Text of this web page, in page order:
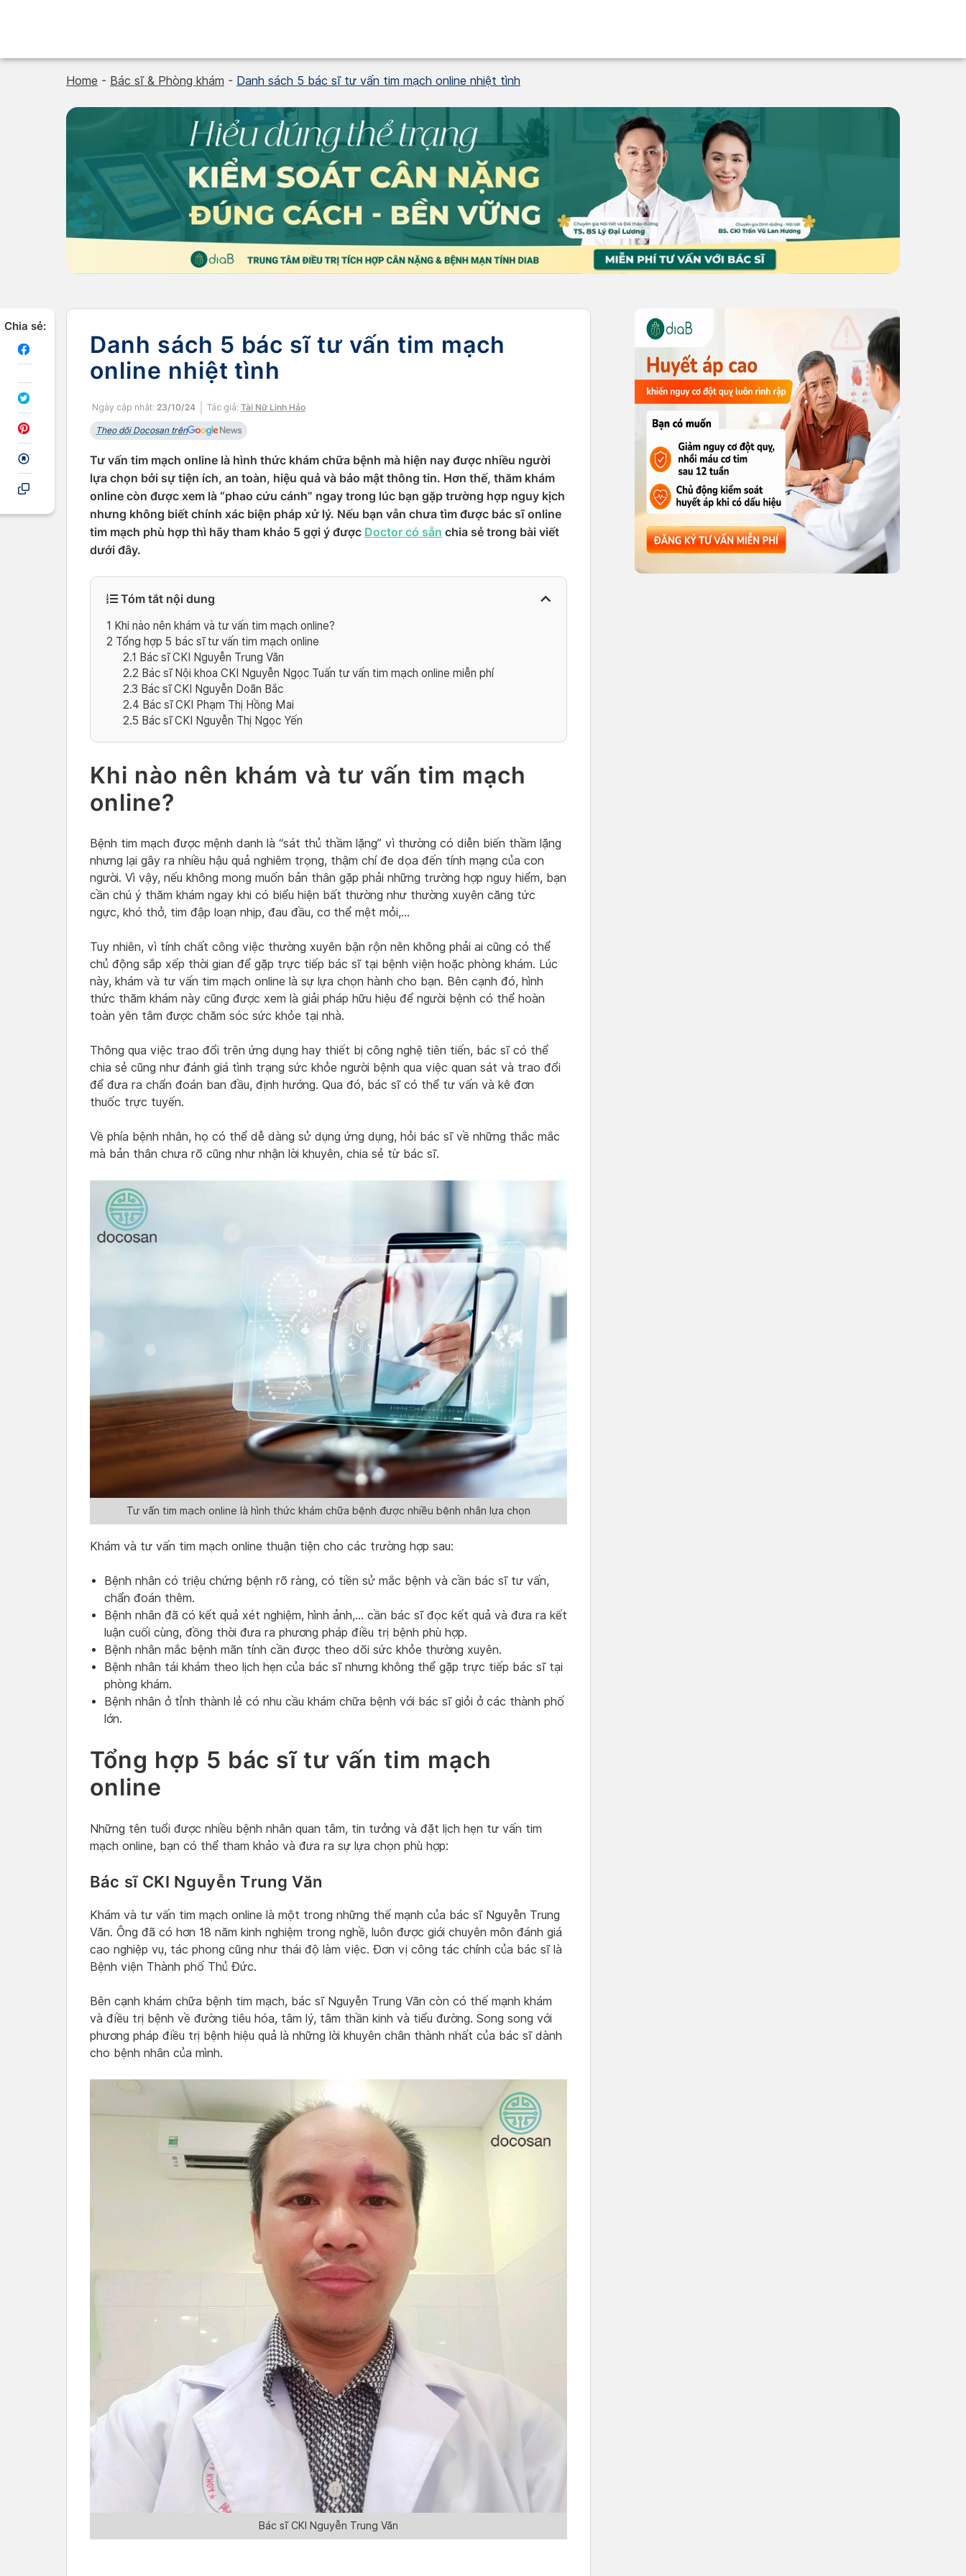
Home - Bác sĩ & Phòng khám - Danh sách 5 bác sĩ tư vấn tim mạch online nhiệt tình
Chia sẻ:
Danh sách 5 bác sĩ tư vấn tim mạch
online nhiệt tình
Ngày cập nhật: 23/10/24 Tác giả: Tài Nữ Linh Hảo
Theo dõi Docosan trên
Tư vấn tim mạch online là hình thức khám chữa bệnh mà hiện nay được nhiều người
lựa chọn bởi sự tiện ích, an toàn, hiệu quả và bảo mật thông tin. Hơn thế, thăm khám
online còn được xem là “phao cứu cánh” ngay trong lúc bạn gặp trường hợp nguy kịch
nhưng không biết chính xác biện pháp xử lý. Nếu bạn vẫn chưa tìm được bác sĩ online
tim mạch phù hợp thì hãy tham khảo 5 gợi ý được Doctor có sẵn chia sẻ trong bài viết
dưới đây.
Tóm tắt nội dung
1 Khi nào nên khám và tư vấn tim mạch online?
2 Tổng hợp 5 bác sĩ tư vấn tim mạch online
2.1 Bác sĩ CKI Nguyễn Trung Văn
2.2 Bác sĩ Nội khoa CKI Nguyễn Ngọc Tuấn tư vấn tim mạch online miễn phí
2.3 Bác sĩ CKI Nguyễn Doãn Bắc
2.4 Bác sĩ CKI Phạm Thị Hồng Mai
2.5 Bác sĩ CKI Nguyễn Thị Ngọc Yến
Khi nào nên khám và tư vấn tim mạch
online?
Bệnh tim mạch được mệnh danh là “sát thủ thầm lặng” vì thường có diễn biến thầm lặng
nhưng lại gây ra nhiều hậu quả nghiêm trọng, thậm chí đe dọa đến tính mạng của con
người. Vì vậy, nếu không mong muốn bản thân gặp phải những trường hợp nguy hiểm, bạn
cần chú ý thăm khám ngay khi có biểu hiện bất thường như thường xuyên căng tức
ngực, khó thở, tim đập loạn nhịp, đau đầu, cơ thể mệt mỏi,…
Tuy nhiên, vì tính chất công việc thường xuyên bận rộn nên không phải ai cũng có thể
chủ động sắp xếp thời gian để gặp trực tiếp bác sĩ tại bệnh viện hoặc phòng khám. Lúc
này, khám và tư vấn tim mạch online là sự lựa chọn hành cho bạn. Bên cạnh đó, hình
thức thăm khám này cũng được xem là giải pháp hữu hiệu để người bệnh có thể hoàn
toàn yên tâm được chăm sóc sức khỏe tại nhà.
Thông qua việc trao đổi trên ứng dụng hay thiết bị công nghệ tiên tiến, bác sĩ có thể
chia sẻ cũng như đánh giá tình trạng sức khỏe người bệnh qua việc quan sát và trao đổi
để đưa ra chẩn đoán ban đầu, định hướng. Qua đó, bác sĩ có thể tư vấn và kê đơn
thuốc trực tuyến.
Về phía bệnh nhân, họ có thể dễ dàng sử dụng ứng dụng, hỏi bác sĩ về những thắc mắc
mà bản thân chưa rõ cũng như nhận lời khuyên, chia sẻ từ bác sĩ.
Tư vấn tim mạch online là hình thức khám chữa bệnh được nhiều bệnh nhân lựa chọn
Khám và tư vấn tim mạch online thuận tiện cho các trường hợp sau:
Bệnh nhân có triệu chứng bệnh rõ ràng, có tiền sử mắc bệnh và cần bác sĩ tư vấn,
chẩn đoán thêm.
Bệnh nhân đã có kết quả xét nghiệm, hình ảnh,… cần bác sĩ đọc kết quả và đưa ra kết
luận cuối cùng, đồng thời đưa ra phương pháp điều trị bệnh phù hợp.
Bệnh nhân mắc bệnh mãn tính cần được theo dõi sức khỏe thường xuyên.
Bệnh nhân tái khám theo lịch hẹn của bác sĩ nhưng không thể gặp trực tiếp bác sĩ tại
phòng khám.
Bệnh nhân ở tỉnh thành lẻ có nhu cầu khám chữa bệnh với bác sĩ giỏi ở các thành phố
lớn.
Tổng hợp 5 bác sĩ tư vấn tim mạch
online
Những tên tuổi được nhiều bệnh nhân quan tâm, tin tưởng và đặt lịch hẹn tư vấn tim
mạch online, bạn có thể tham khảo và đưa ra sự lựa chọn phù hợp:
Bác sĩ CKI Nguyễn Trung Văn
Khám và tư vấn tim mạch online là một trong những thế mạnh của bác sĩ Nguyễn Trung
Văn. Ông đã có hơn 18 năm kinh nghiệm trong nghề, luôn được giới chuyên môn đánh giá
cao nghiệp vụ, tác phong cũng như thái độ làm việc. Đơn vị công tác chính của bác sĩ là
Bệnh viện Thành phố Thủ Đức.
Bên cạnh khám chữa bệnh tim mạch, bác sĩ Nguyễn Trung Văn còn có thế mạnh khám
và điều trị bệnh về đường tiêu hóa, tâm lý, tâm thần kinh và tiểu đường. Song song với
phương pháp điều trị bệnh hiệu quả là những lời khuyên chân thành nhất của bác sĩ dành
cho bệnh nhân của mình.
Bác sĩ CKI Nguyễn Trung Văn